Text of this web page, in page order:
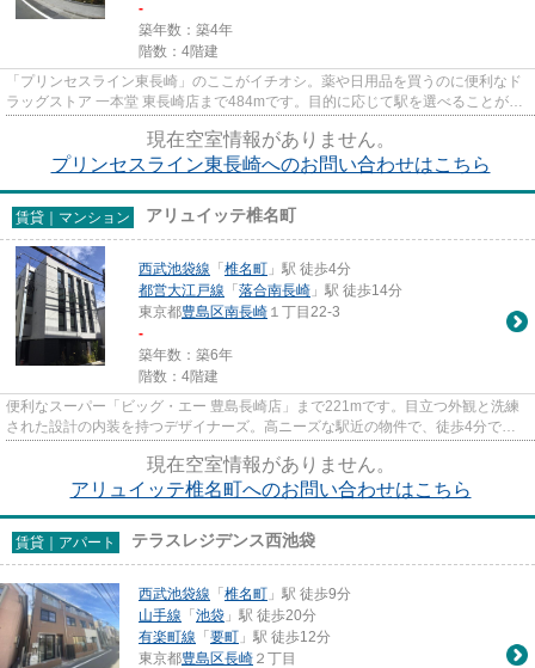
-
築年数：築4年
階数：4階建
「プリンセスライン東長崎」のここがイチオシ。薬や日用品を買うのに便利なド
ラッグストア 一本堂 東長崎店まで484mです。目的に応じて駅を選べることが、
現在空室情報がありません。
プリンセスライン東長崎へのお問い合わせはこちら
賃貸｜マンション アリュイッテ椎名町
西武池袋線 「 椎名町 」駅 徒歩4分
都営大江戸線 「 落合南長崎 」駅 徒歩14分
東京都豊島区南長崎 １丁目22-3
-
築年数：築6年
階数：4階建
便利なスーパー「ビッグ・エー 豊島長崎店」まで221mです。目立つ外観と洗練
された設計の内装を持つデザイナーズ。高ニーズな駅近の物件で、徒歩4分で駅
現在空室情報がありません。
アリュイッテ椎名町へのお問い合わせはこちら
賃貸｜アパート テラスレジデンス西池袋
西武池袋線 「 椎名町 」駅 徒歩9分
山手線 「 池袋 」駅 徒歩20分
有楽町線 「 要町 」駅 徒歩12分
東京都豊島区長崎 ２丁目